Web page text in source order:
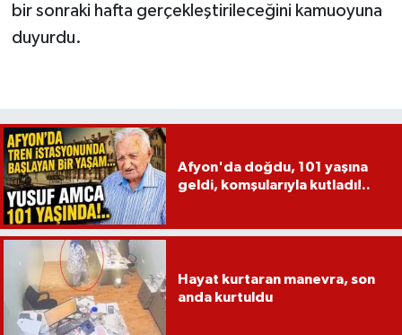
bir sonraki hafta gerçekleştirileceğini kamuoyuna
duyurdu.
Afyon'da doğdu, 101 yaşına
geldi, komşularıyla kutladı!..
Hayat kurtaran manevra, son
anda kurtuldu